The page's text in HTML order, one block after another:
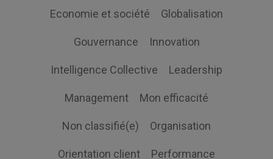
Economie et société Globalisation
Gouvernance Innovation
Intelligence Collective Leadership
Management Mon efficacité
Non classifié(e) Organisation
Orientation client Performance